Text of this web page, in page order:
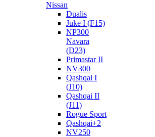
Nissan
Dualis
Juke I (F15)
NP300
Navara
(D23)
Primastar II
NV300
Qashqai I
(J10)
Qashqai II
(J11)
Rogue Sport
Qashqai+2
NV250